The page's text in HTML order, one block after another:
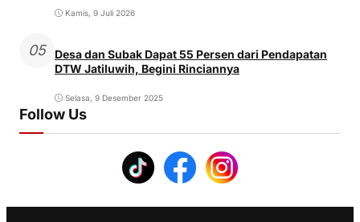
Kamis, 9 Juli 2026
05
Desa dan Subak Dapat 55 Persen dari Pendapatan
DTW Jatiluwih, Begini Rinciannya
Selasa, 9 Desember 2025
Follow Us